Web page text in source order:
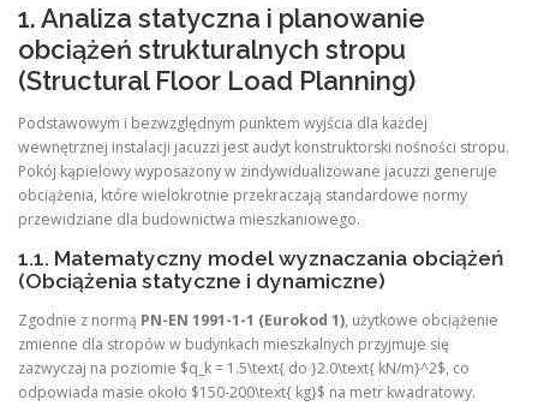
1. Analiza statyczna i planowanie
obciążeń strukturalnych stropu
(Structural Floor Load Planning)
Podstawowym i bezwzględnym punktem wyjścia dla każdej
wewnętrznej instalacji jacuzzi jest audyt konstruktorski nośności stropu.
Pokój kąpielowy wyposażony w zindywidualizowane jacuzzi generuje
obciążenia, które wielokrotnie przekraczają standardowe normy
przewidziane dla budownictwa mieszkaniowego.
1.1. Matematyczny model wyznaczania obciążeń
(Obciążenia statyczne i dynamiczne)
Zgodnie z normą PN-EN 1991-1-1 (Eurokod 1), użytkowe obciążenie
zmienne dla stropów w budynkach mieszkalnych przyjmuje się
zazwyczaj na poziomie $q_k = 1.5\text{ do }2.0\text{ kN/m}^2$, co
odpowiada masie około $150-200\text{ kg}$ na metr kwadratowy.